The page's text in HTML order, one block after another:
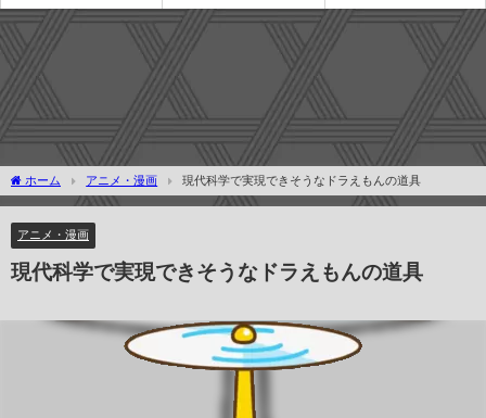
ホーム アニメ・漫画 現代科学で実現できそうなドラえもんの道具
アニメ・漫画
現代科学で実現できそうなドラえもんの道具